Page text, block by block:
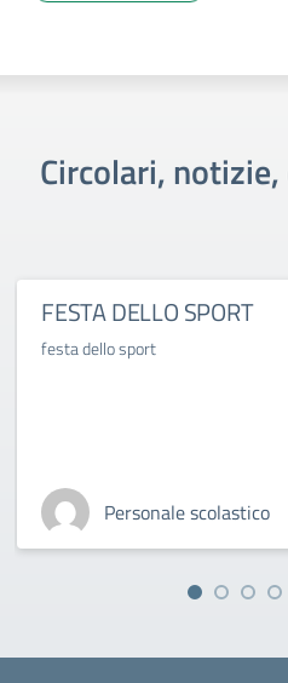
Circolari,
FESTA DELLO SPORT
festa dello sport
Personale scolastico